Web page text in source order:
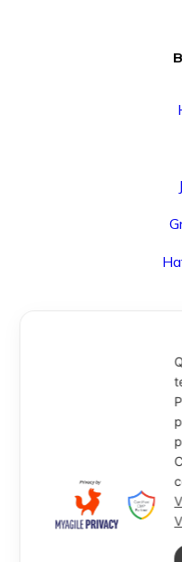
Via Degli Speziali,
40050 Funo
+39